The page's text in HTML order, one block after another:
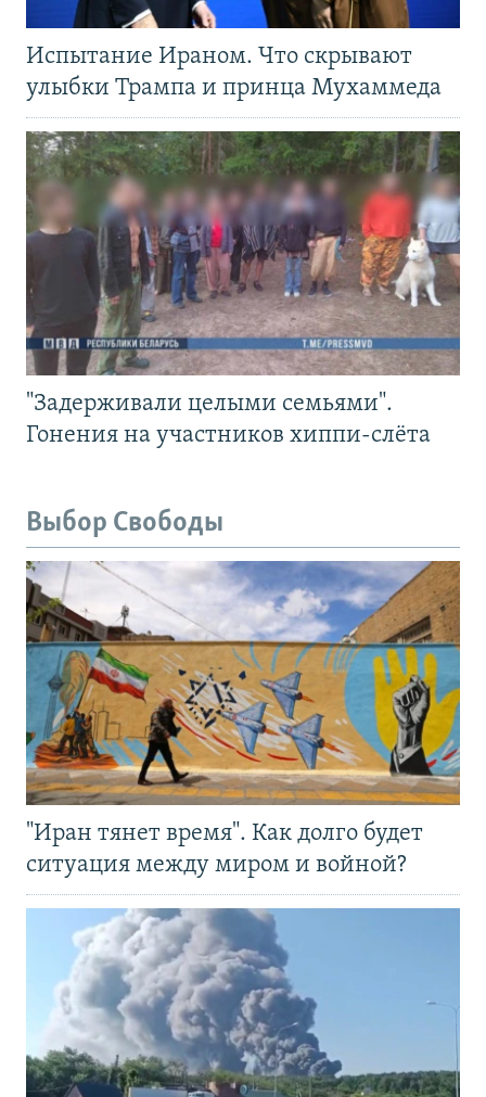
Испытание Ираном. Что скрывают
улыбки Трампа и принца Мухаммеда
"Задерживали целыми семьями".
Гонения на участников хиппи-слёта
Выбор Свободы
"Иран тянет время". Как долго будет
ситуация между миром и войной?